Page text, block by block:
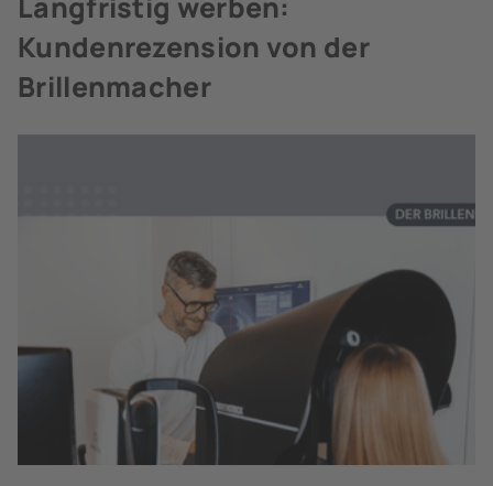
Kundenrezension von der
Brillenmacher